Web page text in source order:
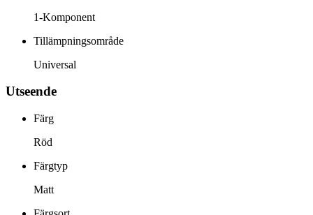
1-Komponent
Tillämpningsområde
Universal
Utseende
Färg
Röd
Färgtyp
Matt